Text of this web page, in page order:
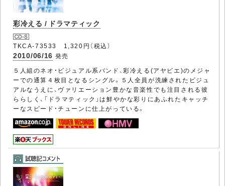
彩冷える / ドラマティック
TKCA-73533 1,320円（税込）
2010/06/16 発売
５人組のネオ・ビジュアル系バンド、彩冷える(アヤビエ)のメジャ
ーでの通算４枚目となるシングル。５人全員が洗練されたビジュ
アルなうえに、ヴァリエーション豊かな音楽性でも注目される彼
ららしく、「ドラマティック」は鮮やかな彩りにあふれたキャッチ
ーなスピード・チューンに仕上がっている。